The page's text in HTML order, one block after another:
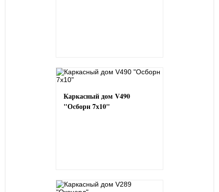
Каркасный дом V490
"Осборн 7х10"